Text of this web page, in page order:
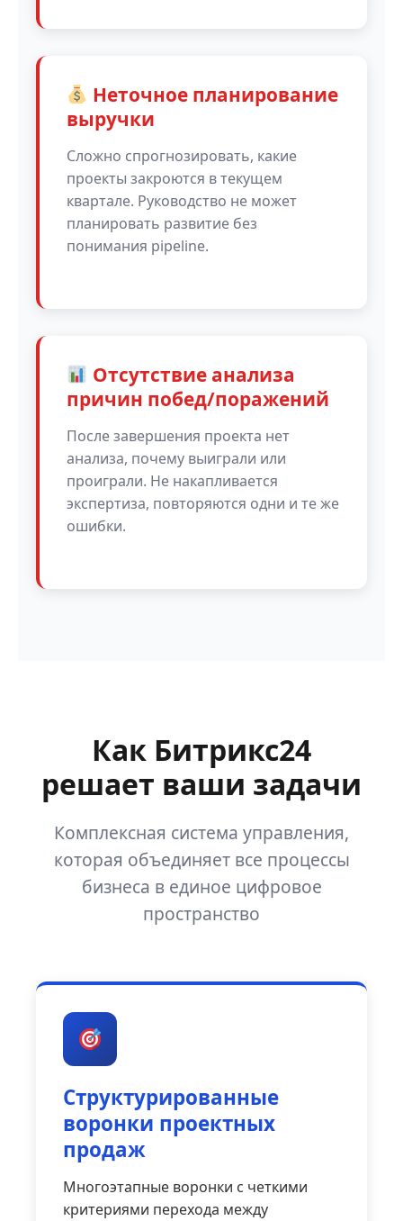
Неточное планирование
выручки
Сложно спрогнозировать, какие
проекты закроются в текущем
квартале. Руководство не может
планировать развитие без
понимания pipeline.
Отсутствие анализа
причин побед/поражений
После завершения проекта нет
анализа, почему выиграли или
проиграли. Не накапливается
экспертиза, повторяются одни и те же
ошибки.
Как Битрикс24
решает ваши задачи
Комплексная система управления,
которая объединяет все процессы
бизнеса в единое цифровое
пространство
Структурированные
воронки проектных
продаж
Многоэтапные воронки с четкими
критериями перехода между